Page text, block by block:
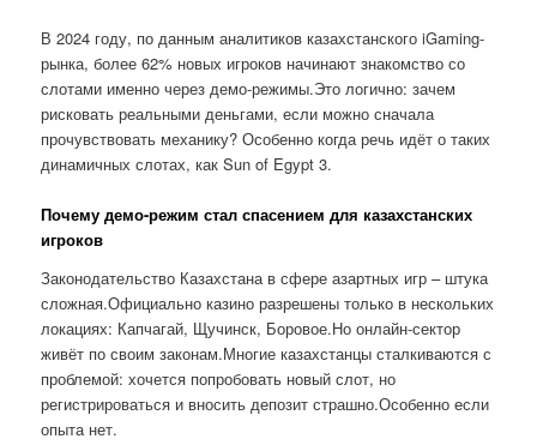
В 2024 году, по данным аналитиков казахстанского iGaming-
рынка, более 62% новых игроков начинают знакомство со
слотами именно через демо-режимы.Это логично: зачем
рисковать реальными деньгами, если можно сначала
прочувствовать механику? Особенно когда речь идёт о таких
динамичных слотах, как Sun of Egypt 3.
Почему демо-режим стал спасением для казахстанских
игроков
Законодательство Казахстана в сфере азартных игр – штука
сложная.Официально казино разрешены только в нескольких
локациях: Капчагай, Щучинск, Боровое.Но онлайн-сектор
живёт по своим законам.Многие казахстанцы сталкиваются с
проблемой: хочется попробовать новый слот, но
регистрироваться и вносить депозит страшно.Особенно если
опыта нет.